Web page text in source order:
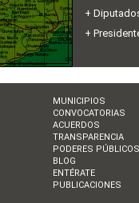
+
+
MUNICIPIOS
CONVOCATORIAS
ACUERDOS
TRANSPARENCIA
PODERES PÚBLICOS
BLOG
ENTÉRATE
PUBLICACIONES